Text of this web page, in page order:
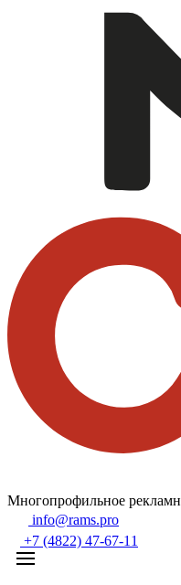
Многопрофильное
info@rams.pro
+7 (4822) 47-67-11